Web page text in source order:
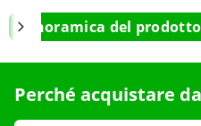
Panoramica del prodotto
Perché acquistare